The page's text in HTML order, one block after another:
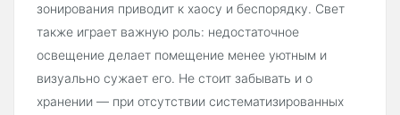
зонирования приводит к хаосу и беспорядку. Свет
также играет важную роль: недостаточное
освещение делает помещение менее уютным и
визуально сужает его. Не стоит забывать и о
хранении — при отсутствии систематизированных